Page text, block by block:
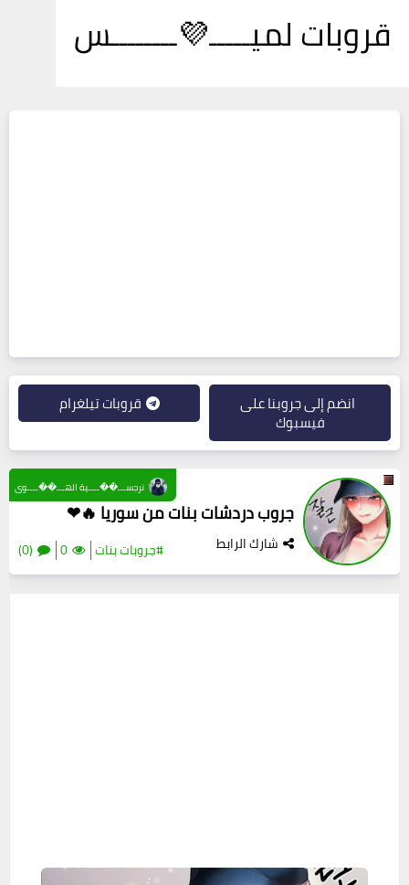
قروبات لميـــــ💜ــــــــس
انضم إلى جروبنا على
فيسبوك
قروبات تيلغرام
جروب دردشات بنات من سوريا 🔥❤
شارك الرابط #جروبات بنات 0
(0)
نرجســـ��ــــية الهـــ��ــــوى